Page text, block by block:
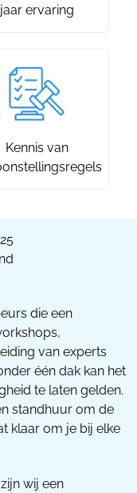
jaar ervaring
Kennis van
die een
van experts
één dak kan het
te laten gelden.
standhuur om de
klaar om je bij elke
wij een